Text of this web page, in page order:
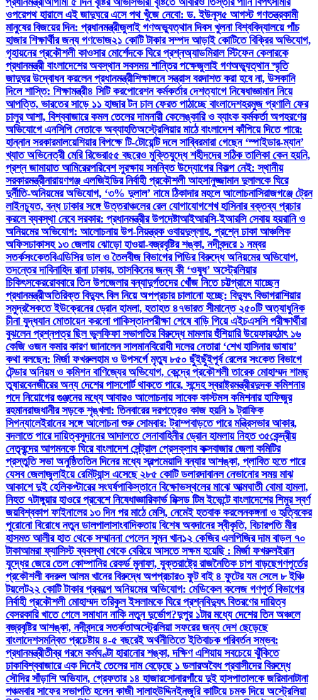
ওপরেপথ হারালে এই জাদুঘরে এসে পথ খুঁজে নেবো: ড. ইউনূস৫ আগস্ট গণতন্ত্রকামী
মানুষের বিজয়ের দিন: প্রধানমন্ত্রীজুলাই গণঅভ্যুত্থান দিবস খুলনা বিশ্ববিদ্যালয়ে পাঁচ
হাজার শিক্ষার্থীর জন্য গণভোজ২১ কোটি টাকার সম্পদ আড়াই কোটিতে বিক্রির অভিযোগ,
গৃহায়নের প্রকৌশলী কাওসার মোর্শেদকে ঘিরে প্রশ্নঅ্যাডমিরাল স্টিফেন কেলারকে
প্রধানমন্ত্রী বাংলাদেশের অবস্থান সবসময় শান্তির পক্ষেজুলাই গণঅভ্যুত্থান স্মৃতি
জাদুঘর উদ্বোধন করলেন প্রধানমন্ত্রীশিক্ষাঙ্গনে সন্ত্রাস বরদাশত করা হবে না, উসকানি
দিলে শাস্তি: শিক্ষামন্ত্রী৪ সিটি করপোরেশন কর্মকর্তার দেশত্যাগে নিষেধাজ্ঞামান নিয়ে
আপত্তি, ভারতের সাড়ে ১১ হাজার টন চাল ফেরত পাঠাচ্ছে বাংলাদেশহরমুজ প্রণালি ফের
চালুর আশা, বিশ্ববাজারে কমল তেলের দামনারী কেলেঙ্কারি ও ব্যাংক কর্মকর্তা অপহরণের
অভিযোগে এনসিপি নেতাকে অব্যাহতিঅস্ট্রেলিয়ার মাঠে বাংলাদেশ কাঁপিয়ে দিতে পারে:
হান্নান সরকারমালয়েশিয়ার বিপক্ষে টি-টোয়েন্টি দলে সাব্বিরমারা গেছেন ‘স্পাইডার-ম্যান’
খ্যাত অভিনেত্রী মেরি রিভেরা৫৫ বছরেও মুক্তিযুদ্ধে শহীদদের সঠিক তালিকা কেন হয়নি,
প্রশ্ন জামায়াত আমিরেরপরিবেশ সুরক্ষায় সমন্বিত উদ্যোগের বিকল্প নেই: স্থানীয়
সরকারমন্ত্রীনারায়ণগঞ্জ এলজিইডির নির্বাহী প্রকৌশলী আহসানুজ্জামান দুলালকে ঘিরে
দুর্নীতি-অনিয়মের অভিযোগ, ‘৩% দুলাল’ নামে ঠিকাদার মহলে আলোচনাসিরাজগঞ্জে ট্রেন
লাইনচ্যুত, বন্ধ ঢাকার সঙ্গে উত্তরাঞ্চলের রেল যোগাযোগশেখ হাসিনার বক্তব্য প্রচার
করলে ব্যবস্থা নেবে সরকার: প্রধানমন্ত্রীর উপদেষ্টাআইআরসি-ইআরসি সেবায় হয়রানি ও
অনিয়মের অভিযোগ: আলোচনায় উপ-নিয়ন্ত্রক ওবায়দুল্লাহ, প্রশ্নে ঢাকা আঞ্চলিক
অফিসঢাকাসহ ১৩ জেলায় ঝোড়ো হাওয়া-বজ্রবৃষ্টির শঙ্কা, নদীবন্দরে ১ নম্বর
সতর্কসংকেতবিএডিসির ডাল ও তৈলবীজ বিভাগের পিডির বিরুদ্ধে অনিয়মের অভিযোগ,
তদন্তের দাবিনাহিদ রানা ঢাকায়, তাসকিনের জন্য কী ‘ওষুধ’ অস্ট্রেলিয়ার
চিকিৎসকেররোববারে তিন উপজেলার বন্যাদুর্গতদের খোঁজ নিতে চট্টগ্রামে যাচ্ছেন
প্রধানমন্ত্রীঅতিরিক্ত বিদ্যুৎ বিল নিয়ে অপপ্রচার চালানো হচ্ছে: বিদ্যুৎ বিভাগরাশিয়ার
সমুদ্রসৈকতে ইউক্রেনের ড্রোন হামলা, হতাহত ৪৭ভারত সীমান্তে ২৫০টি অত্যাধুনিক
চীনা যুদ্ধযান মোতায়েন করলো পাকিস্তানপরীক্ষা শেষে বাড়ি গিয়ে এইচএসসি পরীক্ষার্থীরা
বুঝলেন প্রশ্নপত্র ছিল ভুলফিফা সভাপতির বিরুদ্ধে মামলার হুঁশিয়ারি উয়েফারহঠাৎ ১৬
কেজি ওজন কমার কারণ জানালেন সালমানবিরোধী দলের নেতারা ‘শেখ হাসিনার ভাষায়’
কথা বলছেন: মির্জা ফখরুলহাম ও উপসর্গে মৃত্যু ৮৫০ ছুঁইছুঁইপূর্ব রেলের সংকেত বিভাগে
টেন্ডার অনিয়ম ও কমিশন বাণিজ্যের অভিযোগ, কেন্দ্রে প্রকৌশলী তারেক মোহাম্মদ শামছ্
তুষারবেনজীরের অন্য দেশের পাসপোর্ট থাকতে পারে, সন্দেহ স্বরাষ্ট্রমন্ত্রীরদুদক কমিশনার
পদে নিয়োগের গুঞ্জনের মধ্যে আবারও আলোচনায় সাবেক কাস্টমস কমিশনার হাফিজুর
রহমানরাজধানীর সড়কে শৃঙ্খলা: তিনবারের দরপত্রেও কাজ হয়নি ৯ ট্রাফিক
সিগন্যালেইরানের সঙ্গে আলোচনা শুরু সোমবার: ট্রাম্পবাড়তে পারে মন্ত্রিসভার আকার,
বদলাতে পারে দায়িত্বসুদানের আদালতে সেনাবাহিনীর ড্রোন হামলায় নিহত ৩৫কেন্দ্রীয়
নেতৃবৃন্দের আগমনকে ঘিরে বাংলাদেশ সেন্ট্রাল প্রেসক্লাব কক্সবাজার জেলা কমিটির
প্রস্তুতি সভা অনুষ্ঠিততিন দিনের মধ্যে স্বল্পমেয়াদি বন্যার আশঙ্কা, প্লাবিত হতে পারে
যেসব জেলাজুলাইয়ে রেমিট্যান্স এসেছে ২৮৫ কোটি ডলারদাবানল নেভানোর সময় মাঝ
আকাশে দুই হেলিকপ্টারের সংঘর্ষপাকিস্তানে বিক্ষোভস্থলের মাঝে আত্মঘাতী বোমা হামলা,
নিহত ৭টাঙ্গুয়ার হাওরে প্রবেশে নিষেধাজ্ঞারিকার্ভ মিক্সড টিম ইভেন্টে বাংলাদেশের শিমুর স্বর্ণ
জয়বিশ্বকাপ ফাইনালের ১৩ দিন পর মাঠে মেসি, নেমেই হতবাক করলেনকঙ্গনা ও হৃত্বিকের
পুরোনো বিরোধে নতুন ডালপালাসাংবাদিকতায় বিশেষ অবদানের স্বীকৃতি, বিচারপতি মীর
হাসমত আলীর হাত থেকে সম্মাননা পেলেন সুমন খান১২ কেজির এলপিজির দাম বাড়ল ৭০
টাকাআমরা ফ্যাসিস্ট ব্যবস্থা থেকে বেরিয়ে আসতে সক্ষম হয়েছি : মির্জা ফখরুলইরান
যুদ্ধের জেরে তেল কোম্পানির রেকর্ড মুনাফা, যুক্তরাষ্ট্রে রাজনৈতিক চাপ বাড়ছেগণপূর্তের
প্রকৌশলী বদরুল আলম খানের বিরুদ্ধে অপপ্রচার৩ ফুট বাই ৪ ফুটের যম সেলে ৮ ইঞ্চি
টয়লেট২২ কোটি টাকার প্রকল্পে অনিয়মের অভিযোগ: মেডিকেল কলেজ গণপূর্ত বিভাগের
নির্বাহী প্রকৌশলী মোহাম্মদ তরিকুল ইসলামকে ঘিরে প্রশ্নবিদ্যুৎ বিতরণের দায়িত্ব
বেসরকারি খাতে গেলে সমাধান নাকি নতুন দুর্ভোগ?দুপুর ১টার মধ্যে দেশের তিন অঞ্চলে
বজ্রবৃষ্টির আশঙ্কা, নদীবন্দরে সতর্কতাঅস্ট্রেলিয়া সফরের জন্য দেশ ছেড়েছে
বাংলাদেশসমন্বিত প্রচেষ্টায় ৪-৫ বছরেই অর্থনীতিতে ইতিবাচক পরিবর্তন সম্ভব:
প্রধানমন্ত্রীতীব্র গরমে কর্মঘণ্টা হারানোর শঙ্কা, দক্ষিণ এশিয়ায় সবচেয়ে ঝুঁকিতে
ঢাকাবিশ্ববাজারে এক দিনেই তেলের দাম বেড়েছে ১ ডলারঅবৈধ প্রবাসীদের বিরুদ্ধে
সৌদির সাঁড়াশি অভিযান, গ্রেফতার ১৪ হাজারসোনারগাঁয়ে দুই হাসপাতালকে জরিমানাটানা
পঞ্চমবার সাফের সভাপতি হলেন কাজী সালাহউদ্দিনইনজুরি কাটিয়ে চমক দিয়ে অস্ট্রেলিয়া